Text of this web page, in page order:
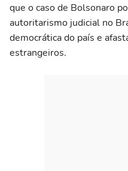
que o caso de Bolsonaro
autoritarismo judicial no
democrática do país e
estrangeiros.